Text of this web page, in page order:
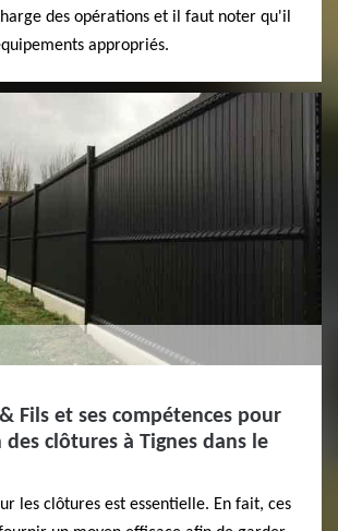
des opérations et il faut noter qu'il
appropriés.
Fils et ses compétences pour
clôtures à Tignes dans le
les clôtures est essentielle. En fait, ces